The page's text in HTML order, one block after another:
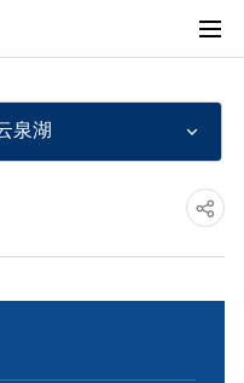
전
泉湖